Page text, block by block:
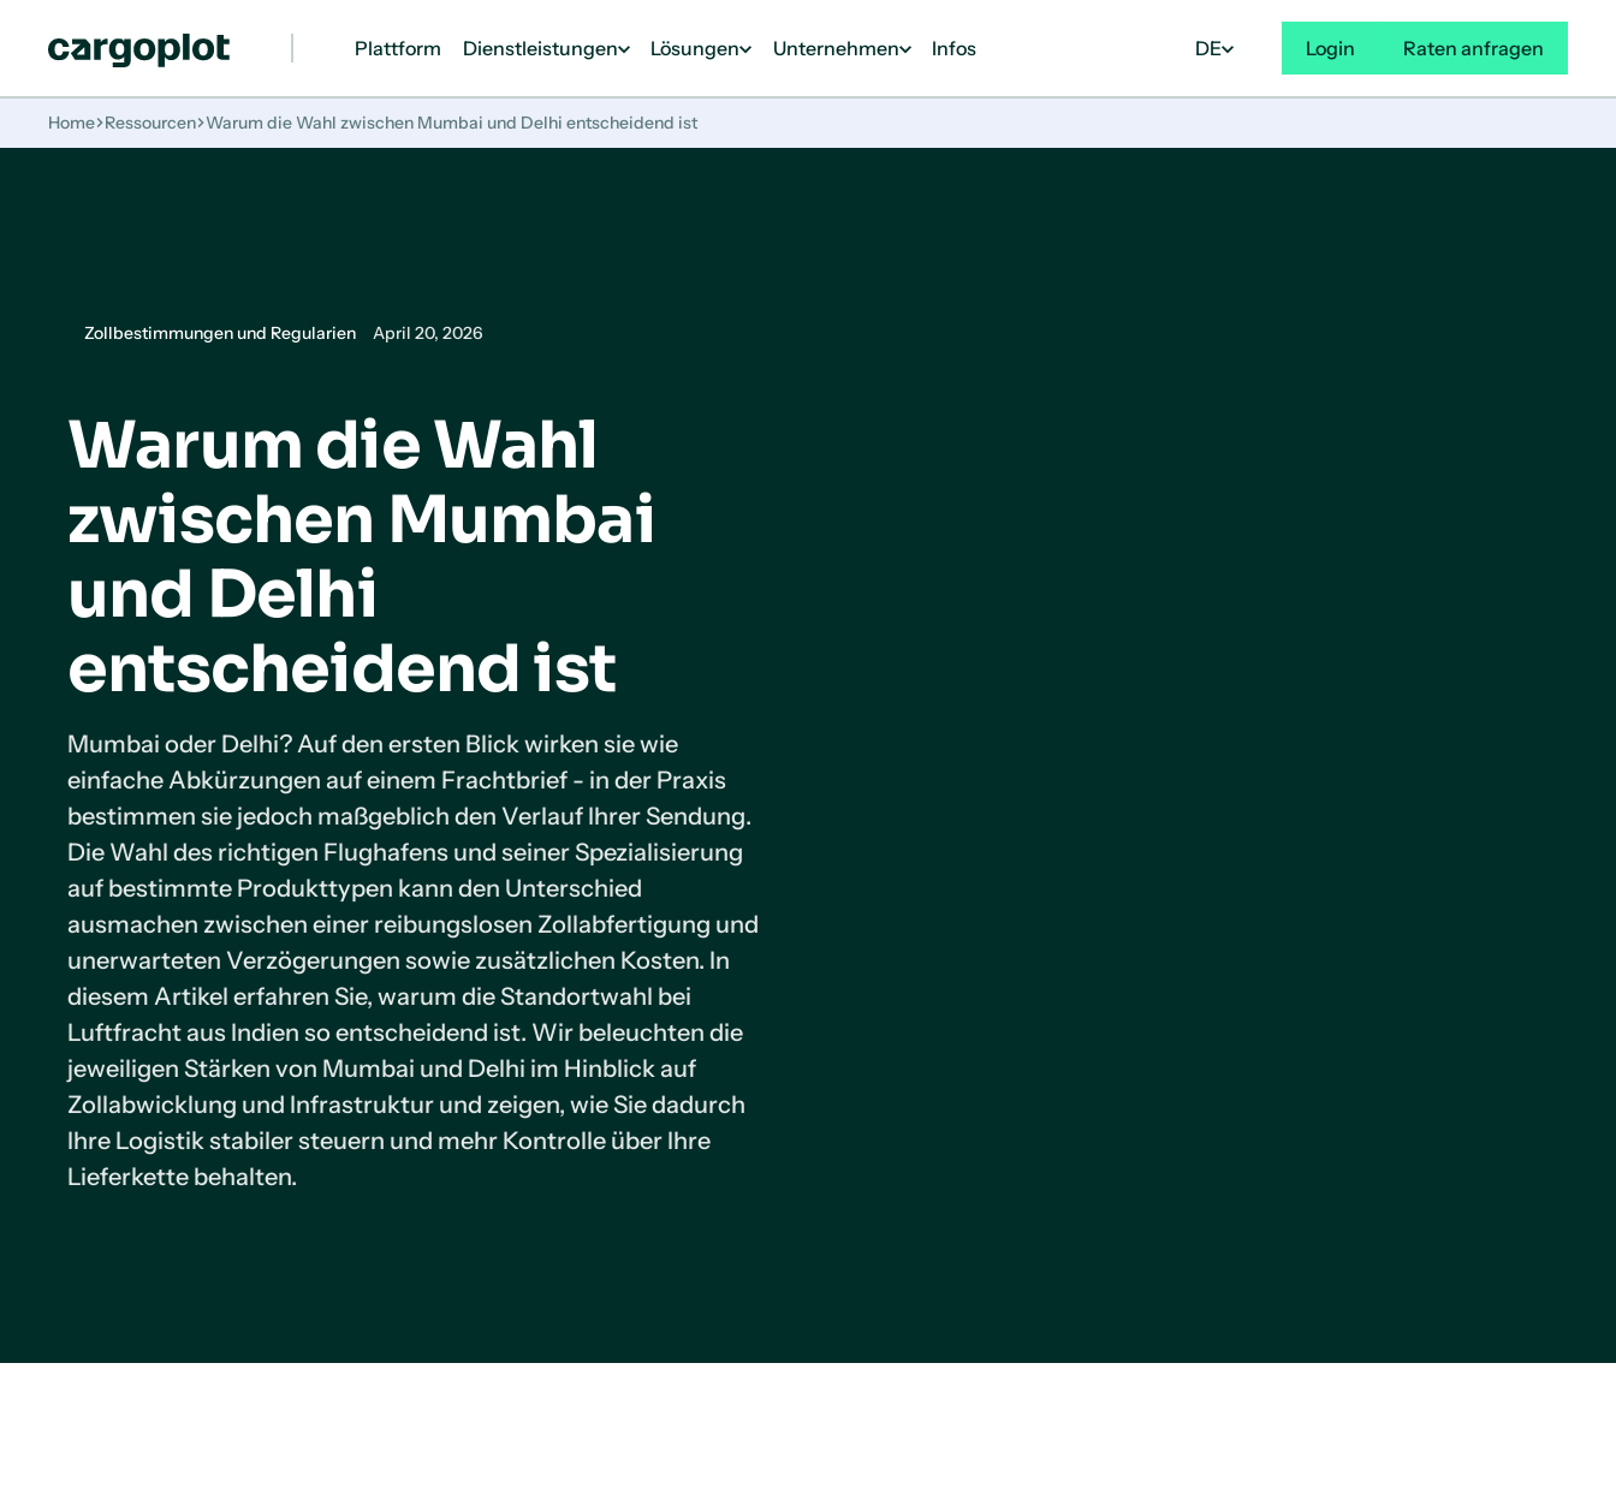
Plattform Dienstleistungen Lösungen Unternehmen Infos DE Login Raten anfragen
Home Ressourcen Warum die Wahl zwischen Mumbai und Delhi entscheidend ist
Zollbestimmungen und Regularien April 20, 2026
Warum die Wahl
zwischen Mumbai
und Delhi
entscheidend ist
Mumbai oder Delhi? Auf den ersten Blick wirken sie wie
einfache Abkürzungen auf einem Frachtbrief - in der Praxis
bestimmen sie jedoch maßgeblich den Verlauf Ihrer Sendung.
Die Wahl des richtigen Flughafens und seiner Spezialisierung
auf bestimmte Produkttypen kann den Unterschied
ausmachen zwischen einer reibungslosen Zollabfertigung und
unerwarteten Verzögerungen sowie zusätzlichen Kosten. In
diesem Artikel erfahren Sie, warum die Standortwahl bei
Luftfracht aus Indien so entscheidend ist. Wir beleuchten die
jeweiligen Stärken von Mumbai und Delhi im Hinblick auf
Zollabwicklung und Infrastruktur und zeigen, wie Sie dadurch
Ihre Logistik stabiler steuern und mehr Kontrolle über Ihre
Lieferkette behalten.